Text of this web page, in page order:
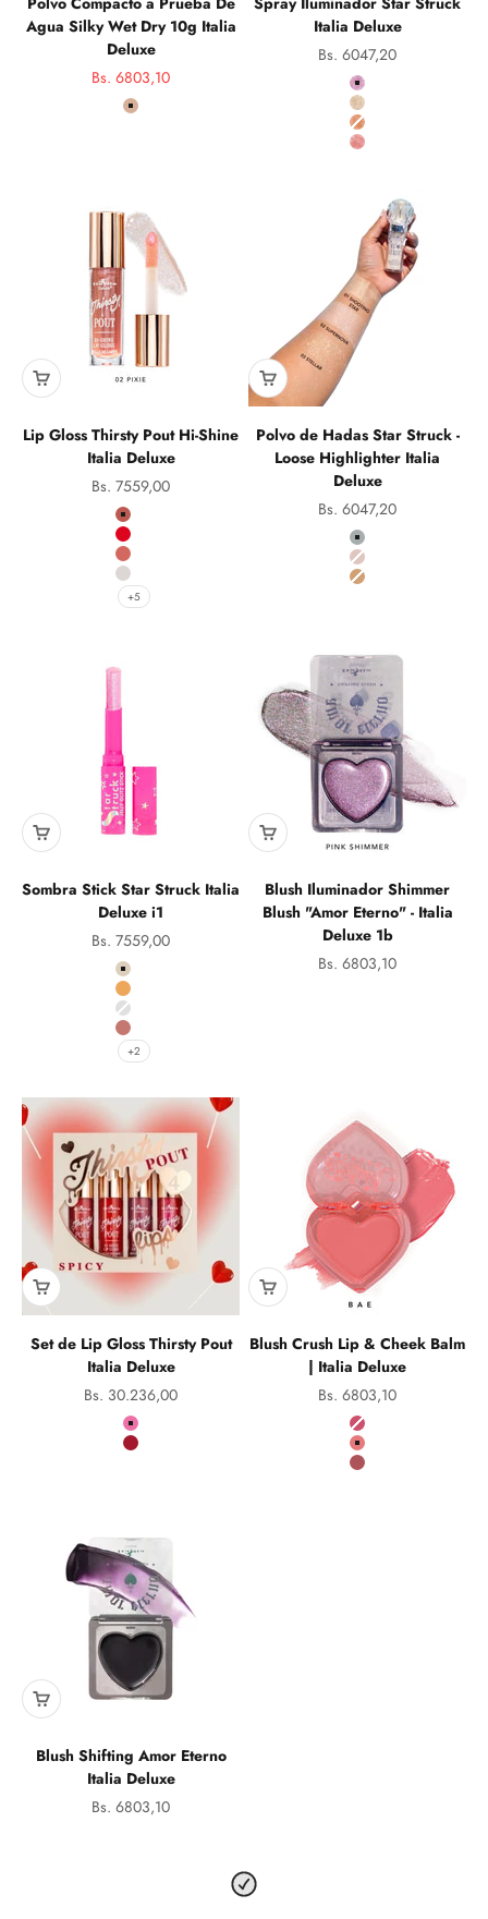
Agua Silky Wet Dry 10g Italia
Deluxe
Precio de oferta
Bs. 6803,10
Color
09 Natural Tan
Italia Deluxe
Precio de oferta
Bs. 6047,20
color
01-Galaxy
02-Luna
03-Sol
04-Venus
Lip Gloss Thirsty Pout Hi-Shine
Italia Deluxe
Precio de oferta
Bs. 7559,00
Color
Mauvelous
Popsicle
Orgasm
Ice Queen
+5
Polvo de Hadas Star Struck -
Loose Highlighter Italia
Deluxe
Precio de oferta
Bs. 6047,20
Color
Shooting Star
Supernova
Stellar
Sombra Stick Star Struck Italia
Deluxe i1
Precio de oferta
Bs. 7559,00
Color
Eclipse
Solara
Crystal
Vortex
+2
Blush Iluminador Shimmer
Blush "Amor Eterno" - Italia
Deluxe 1b
Precio de oferta
Bs. 6803,10
Set de Lip Gloss Thirsty Pout
Italia Deluxe
Precio de oferta
Bs. 30.236,00
Color
Cutie
Spicy
Blush Crush Lip & Cheek Balm
| Italia Deluxe
Precio de oferta
Bs. 6803,10
Color
01 Tease
03 Bae
Bebecita
Blush Shifting Amor Eterno
Italia Deluxe
Precio de oferta
Bs. 6803,10